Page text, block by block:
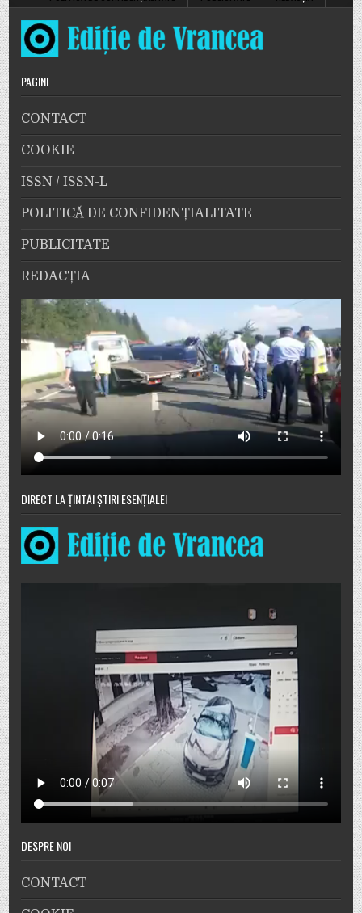
PAGINI
CONTACT
COOKIE
ISSN / ISSN-L
POLITICĂ DE CONFIDENȚIALITATE
PUBLICITATE
REDACȚIA
DIRECT LA ȚINTĂ! ȘTIRI ESENȚIALE!
DESPRE NOI
CONTACT